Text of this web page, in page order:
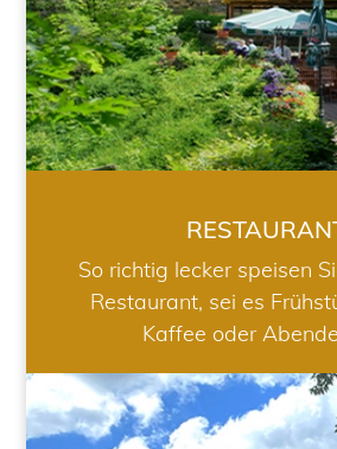
So richtig lecker speisen
Restaurant, sei es
Kaffee oder